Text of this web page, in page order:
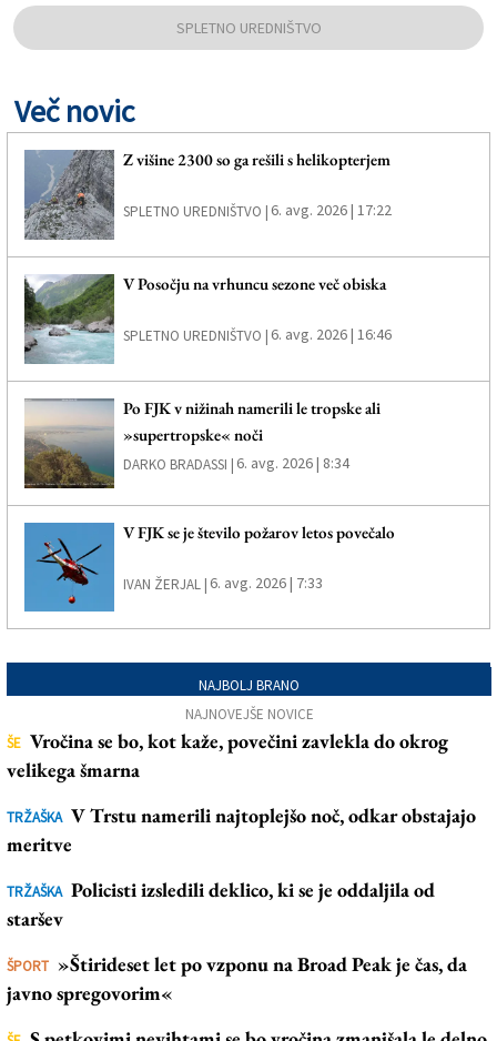
SPLETNO UREDNIŠTVO
Več novic
Z višine 2300 so ga rešili s helikopterjem
SPLETNO UREDNIŠTVO | 6. avg. 2026 | 17:22
V Posočju na vrhuncu sezone več obiska
SPLETNO UREDNIŠTVO | 6. avg. 2026 | 16:46
Po FJK v nižinah namerili le tropske ali
»supertropske« noči
DARKO BRADASSI | 6. avg. 2026 | 8:34
V FJK se je število požarov letos povečalo
IVAN ŽERJAL | 6. avg. 2026 | 7:33
NAJBOLJ BRANO
NAJNOVEJŠE NOVICE
ŠE Vročina se bo, kot kaže, povečini zavlekla do okrog
velikega šmarna
TRŽAŠKA V Trstu namerili najtoplejšo noč, odkar obstajajo
meritve
TRŽAŠKA Policisti izsledili deklico, ki se je oddaljila od
staršev
ŠPORT »Štirideset let po vzponu na Broad Peak je čas, da
javno spregovorim«